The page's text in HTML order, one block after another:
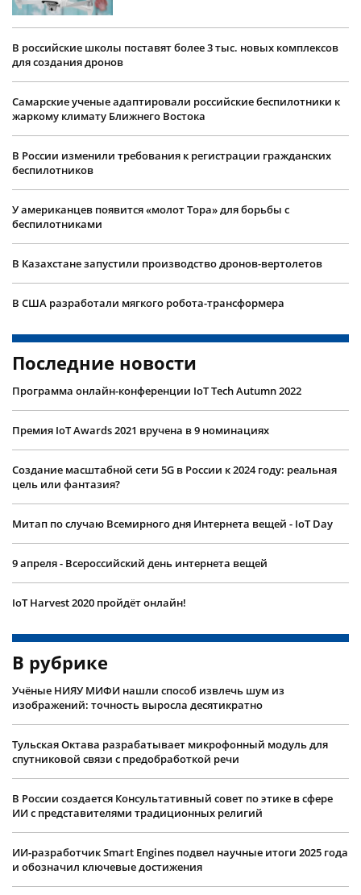
В российские школы поставят более 3 тыс. новых комплексов
для создания дронов
Самарские ученые адаптировали российские беспилотники к
жаркому климату Ближнего Востока
В России изменили требования к регистрации гражданских
беспилотников
У американцев появится «молот Тора» для борьбы с
беспилотниками
В Казахстане запустили производство дронов-вертолетов
В США разработали мягкого робота-трансформера
Последние новости
Программа онлайн-конференции IoT Tech Autumn 2022
Премия IoT Awards 2021 вручена в 9 номинациях
Создание масштабной сети 5G в России к 2024 году: реальная
цель или фантазия?
Митап по случаю Всемирного дня Интернета вещей - IoT Day
9 апреля - Всероссийский день интернета вещей
IoT Harvest 2020 пройдёт онлайн!
В рубрике
Учëные НИЯУ МИФИ нашли способ извлечь шум из
изображений: точность выросла десятикратно
Тульская Октава разрабатывает микрофонный модуль для
спутниковой связи с предобработкой речи
В России создается Консультативный совет по этике в сфере
ИИ с представителями традиционных религий
ИИ-разработчик Smart Engines подвел научные итоги 2025 года
и обозначил ключевые достижения